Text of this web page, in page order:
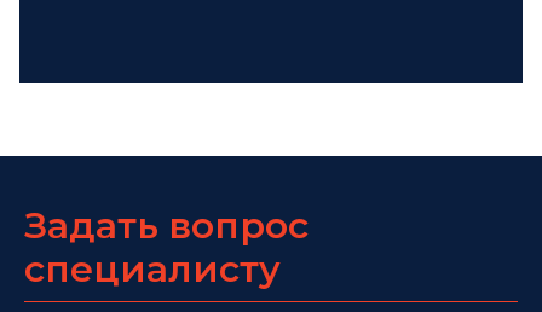
Задать вопрос
специалисту